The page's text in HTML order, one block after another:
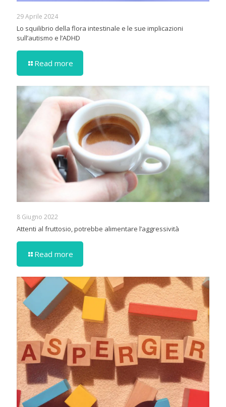
29 Aprile 2024
Lo squilibrio della flora intestinale e le sue implicazioni
sull’autismo e l’ADHD
Read more
8 Giugno 2022
Attenti al fruttosio, potrebbe alimentare l’aggressività
Read more